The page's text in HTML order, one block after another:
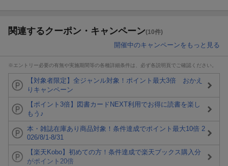
関連するクーポン・キャンペーン(10件)
開催中のキャンペーンをもっと見る
※エントリー必要の有無や実施期間等の各種詳細条件は、必ず各説明頁でご確認ください。
【対象者限定】全ジャンル対象！ポイント最大3倍 おかえ
りキャンペーン
【ポイント3倍】図書カードNEXT利用でお得に読書を楽し
もう♪
本・雑誌在庫あり商品対象！条件達成でポイント最大10倍 2
026/8/1-8/31
【楽天Kobo】初めての方！条件達成で楽天ブックス購入分
がポイント20倍